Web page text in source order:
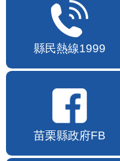
縣民熱線1999
苗栗縣政府FB